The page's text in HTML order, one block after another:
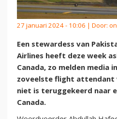
27 januari 2024 - 10:06 | Door:
Een stewardess van
Airlines heeft deze week
Canada, zo melden media
zoveelste flight attendant
niet is teruggekeerd naar
Canada.